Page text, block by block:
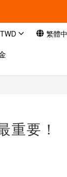
TWD 繁體
重要！